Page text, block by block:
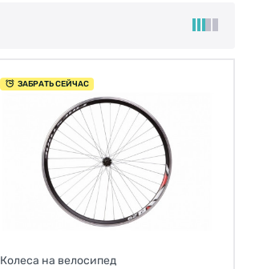
ЗАБРАТЬ СЕЙЧАС
Колеса на велосипед